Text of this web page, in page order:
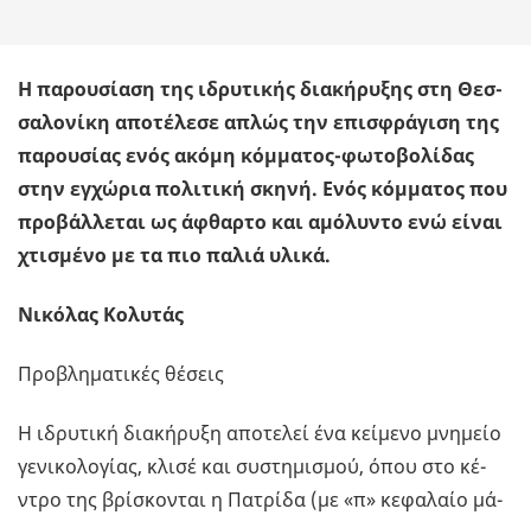
Η πα­ρου­σί­α­ση της ιδρυ­τι­κής δια­κή­ρυ­ξης στη Θεσ­
σα­λο­νί­κη απο­τέ­λε­σε απλώς την επι­σφρά­γι­ση της
πα­ρου­σί­ας ενός ακόμη κόμ­μα­τος-φω­το­βο­λί­δας
στην εγ­χώ­ρια πο­λι­τι­κή σκηνή. Ενός κόμ­μα­τος που
προ­βάλ­λε­ται ως άφθαρ­το και αμό­λυ­ντο ενώ είναι
χτι­σμέ­νο με τα πιο παλιά υλικά.
Νικόλας Κολυτάς
Προ­βλη­μα­τι­κές θέ­σεις
Η ιδρυ­τι­κή δια­κή­ρυ­ξη απο­τε­λεί ένα κεί­με­νο μνη­μείο
γε­νι­κο­λο­γί­ας, κλισέ και συ­στη­μι­σμού, όπου στο κέ­
ντρο της βρί­σκο­νται η Πα­τρί­δα (με «π» κε­φα­λαίο μά­